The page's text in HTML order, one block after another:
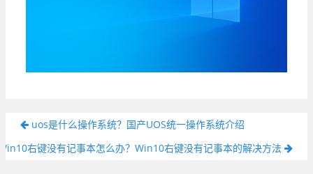
uos是什么操作系统？国产UOS统一操作系统介绍
右键没有记事本怎么办？Win10右键没有记事本的解决方法